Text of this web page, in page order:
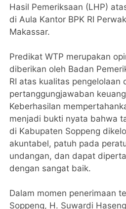
Hasil Pemeriksaan (LHP)
di Aula Kantor BPK RI
Makassar.
Predikat WTP merupakan
diberikan oleh Badan
RI atas kualitas pengelolaan
pertanggungjawaban
Keberhasilan
menjadi bukti nyata bahwa
di Kabupaten Soppeng
akuntabel, patuh pada
undangan, dan dapat
dengan sangat baik.
Dalam momen penerimaan
Soppeng, H. Suwardi